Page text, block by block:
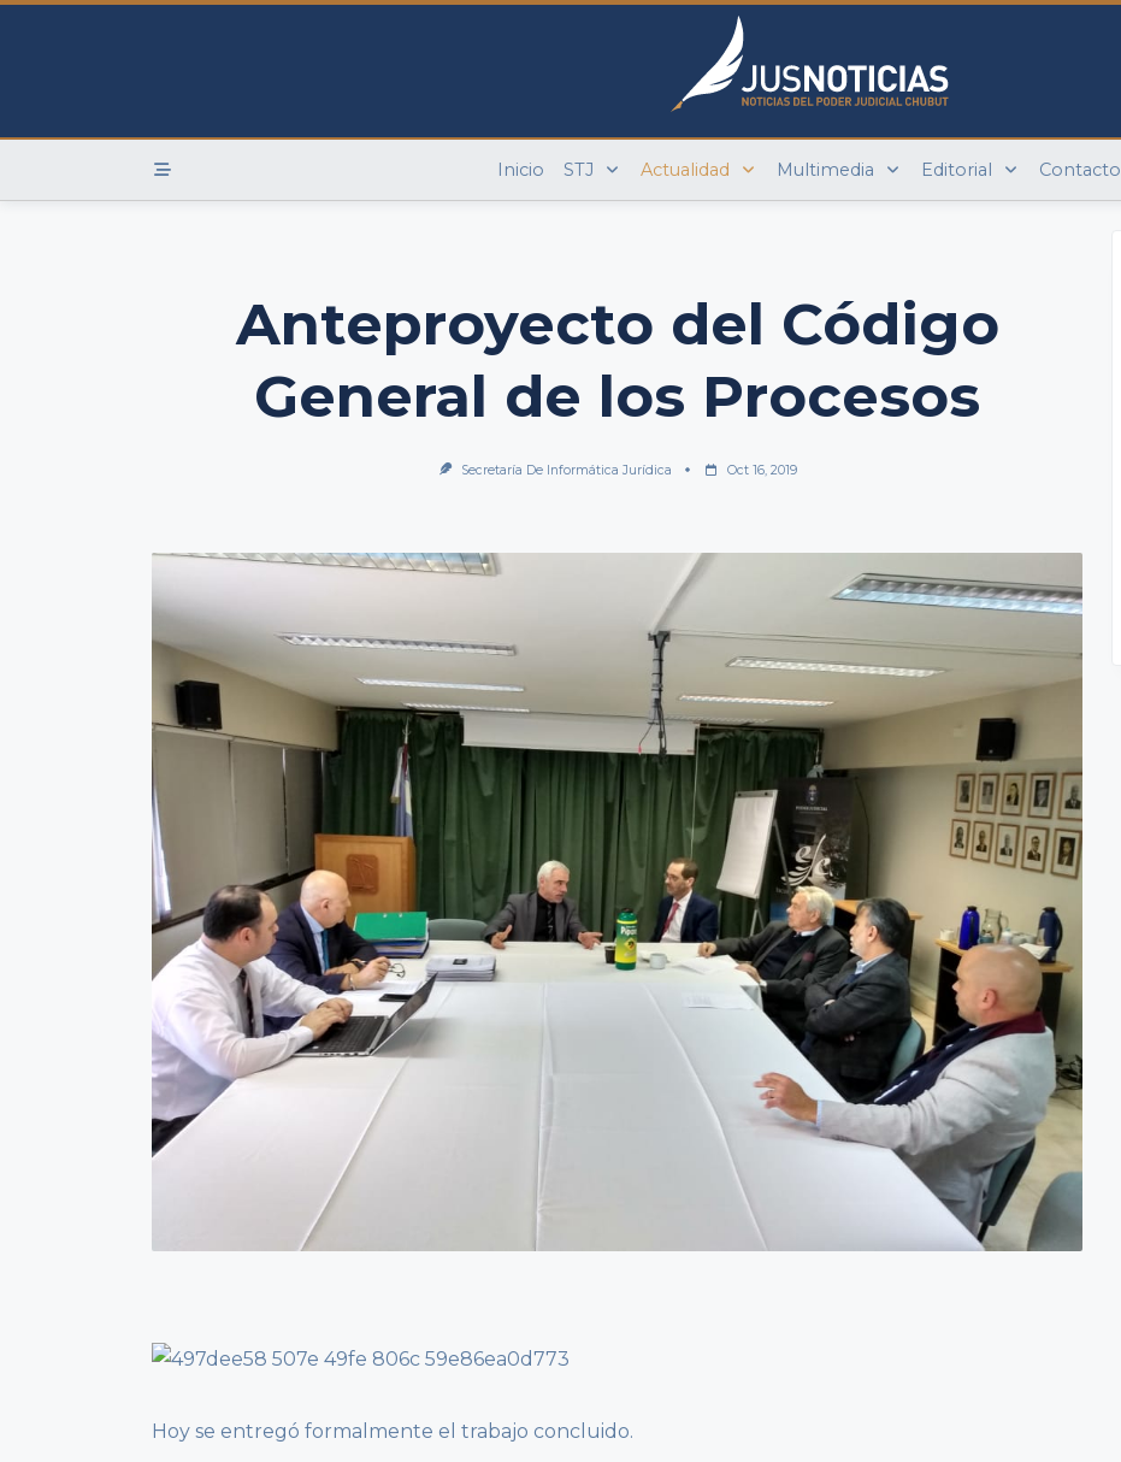
Skip
Inicio STJ Actualidad Multimedia Editorial Contacto
Anteproyecto del Código
General de los Procesos
Secretaría De Informática Jurídica Oct 16, 2019
Hoy se entregó formalmente el trabajo concluido.